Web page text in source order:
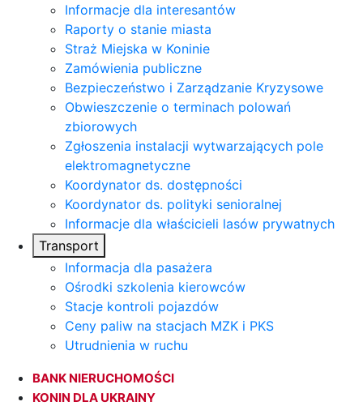
Informacje dla interesantów
Raporty o stanie miasta
Straż Miejska w Koninie
Zamówienia publiczne
Bezpieczeństwo i Zarządzanie Kryzysowe
Obwieszczenie o terminach polowań
zbiorowych
Zgłoszenia instalacji wytwarzających pole
elektromagnetyczne
Koordynator ds. dostępności
Koordynator ds. polityki senioralnej
Informacje dla właścicieli lasów prywatnych
Transport
Informacja dla pasażera
Ośrodki szkolenia kierowców
Stacje kontroli pojazdów
Ceny paliw na stacjach MZK i PKS
Utrudnienia w ruchu
BANK NIERUCHOMOŚCI
KONIN DLA UKRAINY